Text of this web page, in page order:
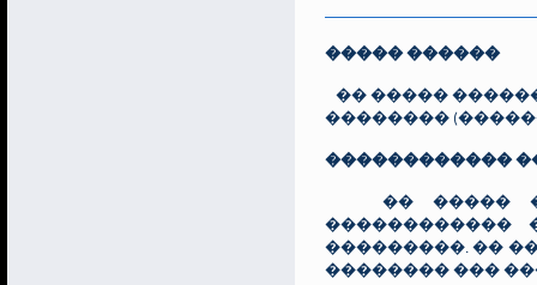
����� ������
�� �����
��������
������������
�� �����
������������
���������. ��
�������� ���